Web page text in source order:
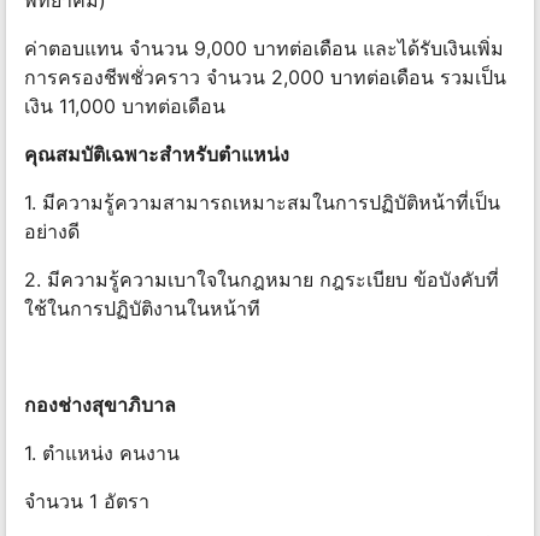
ค่าตอบแทน จํานวน 9,000 บาทต่อเดือน และได้รับเงินเพิ่ม
การครองชีพชั่วคราว จํานวน 2,000 บาทต่อเดือน รวมเป็น
เงิน 11,000 บาทต่อเดือน
คุณสมบัติเฉพาะสําหรับตําแหน่ง
1. มีความรู้ความสามารถเหมาะสมในการปฏิบัติหน้าที่เป็น
อย่างดี
2. มีความรู้ความเบาใจในกฎหมาย กฎระเบียบ ข้อบังคับที่
ใช้ในการปฏิบัติงานในหน้าที
กองช่างสุขาภิบาล
1. ตําแหน่ง คนงาน
จํานวน 1 อัตรา